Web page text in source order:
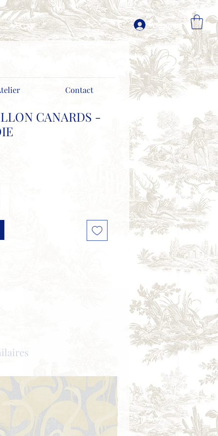
Contact
Connexion
CANARDS -